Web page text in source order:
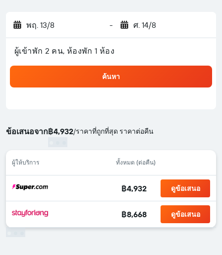
พฤ. 13/8 - ศ. 14/8
ผู้เข้าพัก 2 คน, ห้องพัก 1 ห้อง
ค้นหา
ข้อเสนอจาก฿4,932/ราคาที่ถูกที่สุด ราคาต่อคืน
ผู้ให้บริการ ทั้งหมด (ต่อคืน)
฿4,932 ดูข้อเสนอ
฿8,668 ดูข้อเสนอ